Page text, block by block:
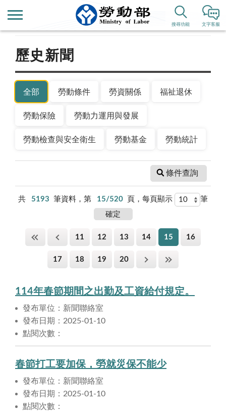
文字客服
搜尋功能
新聞公告
歷史新聞
全部 勞動條件 勞資關係 福祉退休
勞動保險 勞動力運用與發展
勞動檢查與安全衛生 勞動基金 勞動統計
條件查詢
共 5193 筆資料，第 15/520 頁，每頁顯示 筆
11 12 13 14 15 16
17 18 19 20
114年春節期間之出勤及工資給付規定。
發布單位：新聞聯絡室
發布日期：2025-01-10
點閱次數：
春節打工要加保，勞就災保不能少
發布單位：新聞聯絡室
發布日期：2025-01-10
點閱次數：